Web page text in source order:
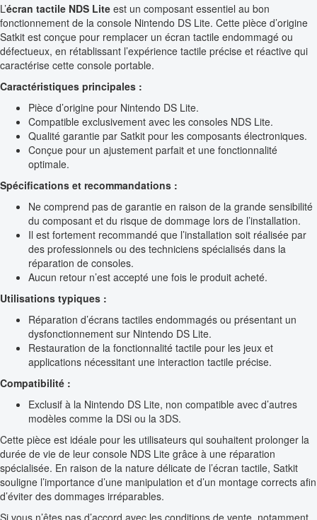
L’écran tactile NDS Lite est un composant essentiel au bon
fonctionnement de la console Nintendo DS Lite. Cette pièce d’origine
Satkit est conçue pour remplacer un écran tactile endommagé ou
défectueux, en rétablissant l’expérience tactile précise et réactive qui
caractérise cette console portable.
Caractéristiques principales :
Pièce d’origine pour Nintendo DS Lite.
Compatible exclusivement avec les consoles NDS Lite.
Qualité garantie par Satkit pour les composants électroniques.
Conçue pour un ajustement parfait et une fonctionnalité
optimale.
Spécifications et recommandations :
Ne comprend pas de garantie en raison de la grande sensibilité
du composant et du risque de dommage lors de l’installation.
Il est fortement recommandé que l’installation soit réalisée par
des professionnels ou des techniciens spécialisés dans la
réparation de consoles.
Aucun retour n’est accepté une fois le produit acheté.
Utilisations typiques :
Réparation d’écrans tactiles endommagés ou présentant un
dysfonctionnement sur Nintendo DS Lite.
Restauration de la fonctionnalité tactile pour les jeux et
applications nécessitant une interaction tactile précise.
Compatibilité :
Exclusif à la Nintendo DS Lite, non compatible avec d’autres
modèles comme la DSi ou la 3DS.
Cette pièce est idéale pour les utilisateurs qui souhaitent prolonger la
durée de vie de leur console NDS Lite grâce à une réparation
spécialisée. En raison de la nature délicate de l’écran tactile, Satkit
souligne l’importance d’une manipulation et d’un montage corrects afin
d’éviter des dommages irréparables.
Si vous n’êtes pas d’accord avec les conditions de vente, notamment